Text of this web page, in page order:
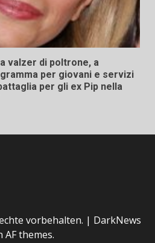
valzer di poltrone, a
per giovani e servizi
per gli ex Pip nella
vorbehalten. | DarkNews
AF themes.